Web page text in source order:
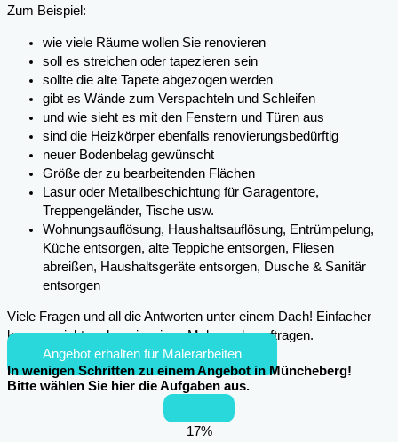
Zum Beispiel:
wie viele Räume wollen Sie renovieren
soll es streichen oder tapezieren sein
sollte die alte Tapete abgezogen werden
gibt es Wände zum Verspachteln und Schleifen
und wie sieht es mit den Fenstern und Türen aus
sind die Heizkörper ebenfalls renovierungsbedürftig
neuer Bodenbelag gewünscht
Größe der zu bearbeitenden Flächen
Lasur oder Metallbeschichtung für Garagentore,
Treppengeländer, Tische usw.
Wohnungsauflösung, Haushaltsauflösung, Entrümpelung,
Küche entsorgen, alte Teppiche entsorgen, Fliesen
abreißen, Haushaltsgeräte entsorgen, Dusche & Sanitär
entsorgen
Viele Fragen und all die Antworten unter einem Dach! Einfacher
kann es nicht mehr sein, einen Maler zu beauftragen.
Angebot erhalten für Malerarbeiten
In wenigen Schritten zu einem Angebot in Müncheberg!
Bitte wählen Sie hier die Aufgaben aus.
17%